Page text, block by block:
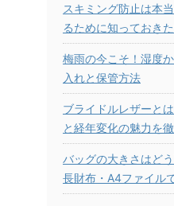
スキミング防止は本
るために知っておき
梅雨の今こそ！湿度
入れと保管方法
ブライドルレザーと
と経年変化の魅力を
バッグの大きさはど
長財布・A4ファイル